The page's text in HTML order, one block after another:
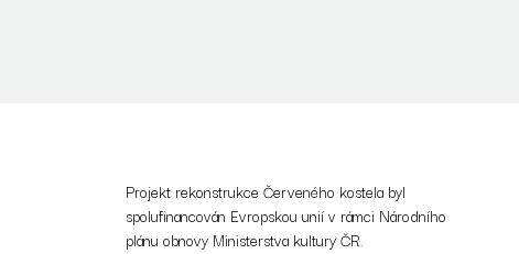
Projekt rekonstrukce Červeného kostela byl
spolufinancován Evropskou unií v rámci Národního
plánu obnovy Ministerstva kultury ČR.